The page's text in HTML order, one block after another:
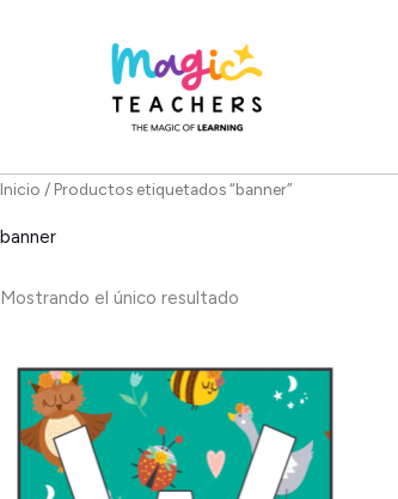
Inicio / Productos etiquetados “banner”
banner
Mostrando el único resultado